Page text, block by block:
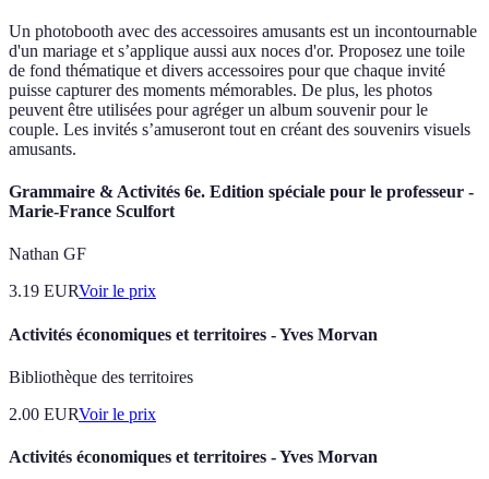
Un photobooth avec des accessoires amusants est un incontournable
d'un mariage et s’applique aussi aux noces d'or. Proposez une toile
de fond thématique et divers accessoires pour que chaque invité
puisse capturer des moments mémorables. De plus, les photos
peuvent être utilisées pour agréger un album souvenir pour le
couple. Les invités s’amuseront tout en créant des souvenirs visuels
amusants.
Grammaire & Activités 6e. Edition spéciale pour le professeur -
Marie-France Sculfort
Nathan GF
3.19 EURVoir le prix
Activités économiques et territoires - Yves Morvan
Bibliothèque des territoires
2.00 EURVoir le prix
Activités économiques et territoires - Yves Morvan